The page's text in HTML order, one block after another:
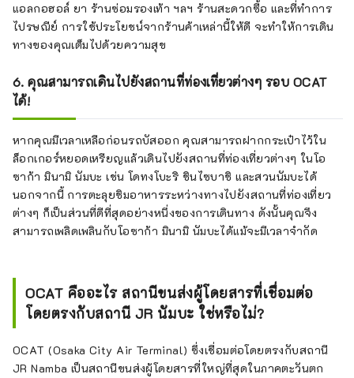
แอลกอฮอล์ ยา ร้านซ่อมรองเท้า ฯลฯ ร้านสะดวกซื้อ และที่ทำการ
ไปรษณีย์ การใช้ประโยชน์จากร้านค้าเหล่านี้ให้ดี จะทำให้การเดิน
ทางของคุณเต็มไปด้วยความสุข
6. คุณสามารถเดินไปยังสถานที่ท่องเที่ยวต่างๆ รอบ OCAT
ได้!
หากคุณมีเวลาเหลือก่อนรถบัสออก คุณสามารถฝากกระเป๋าไว้ใน
ล็อกเกอร์หยอดเหรียญแล้วเดินไปยังสถานที่ท่องเที่ยวต่างๆ ในโอ
ซาก้า มินามิ นัมบะ เช่น โดทงโบะริ ชินไซบาชิ และสวนนัมบะได้
นอกจากนี้ การตะลุยชิมอาหารระหว่างทางไปยังสถานที่ท่องเที่ยว
ต่างๆ ก็เป็นส่วนที่ดีที่สุดอย่างหนึ่งของการเดินทาง ดังนั้นคุณจึง
สามารถเพลิดเพลินกับโอซาก้า มินามิ นัมบะได้แม้จะมีเวลาจำกัด
OCAT คืออะไร สถานีขนส่งผู้โดยสารที่เชื่อมต่อ
โดยตรงกับสถานี JR นัมบะ ใช่หรือไม่?
OCAT (Osaka City Air Terminal) ซึ่งเชื่อมต่อโดยตรงกับสถานี
JR Namba เป็นสถานีขนส่งผู้โดยสารที่ใหญ่ที่สุดในภาคตะวันตก